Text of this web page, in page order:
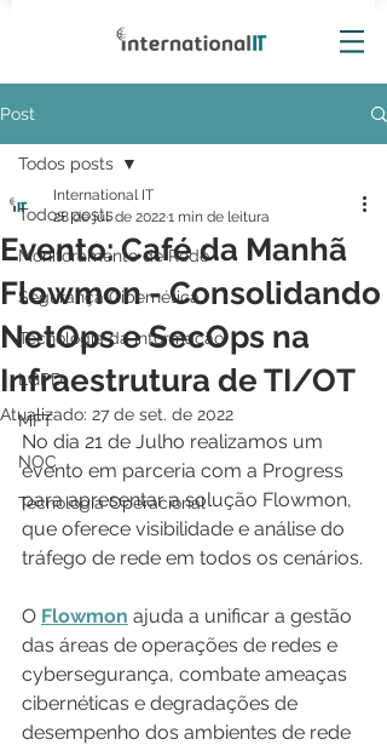
Post
Todos posts
Monitoramento de Rede
Segurança Cibernética
Tecnologia da Informação
LGPD
MFT
NOC
Tecnologia Operacional
Todos posts
Evento: Café da Manhã
Flowmon - Consolidando
NetOps e SecOps na
Infraestrutura de TI/OT
International IT
28 de jul. de 20221 min de leitura
Atualizado: 27 de set. de 2022
No dia 21 de Julho realizamos um
evento em parceria com a Progress
para apresentar a solução Flowmon,
que oferece visibilidade e análise do
tráfego de rede em todos os cenários.
O Flowmon ajuda a unificar a gestão
das áreas de operações de redes e
cybersegurança, combate ameaças
cibernéticas e degradações de
desempenho dos ambientes de rede